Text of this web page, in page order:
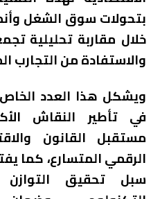
بتحولات سوق الشغل
خلال مقاربة تحليلية
والاستفادة من التجارب
ويشكل هذا العدد
في تأطير النقاش
مستقبل القانون
الرقمي المتسارع، كما
سبل تحقيق التوازن